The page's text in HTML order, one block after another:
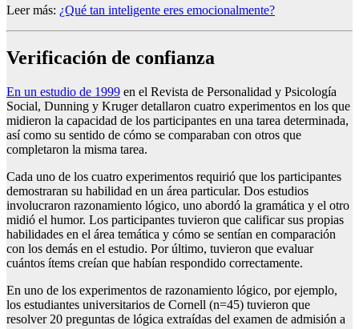
Leer más: ¿Qué tan inteligente eres emocionalmente?
Verificación de confianza
En un estudio de 1999 en el Revista de Personalidad y Psicología
Social, Dunning y Kruger detallaron cuatro experimentos en los que
midieron la capacidad de los participantes en una tarea determinada,
así como su sentido de cómo se comparaban con otros que
completaron la misma tarea.
Cada uno de los cuatro experimentos requirió que los participantes
demostraran su habilidad en un área particular. Dos estudios
involucraron razonamiento lógico, uno abordó la gramática y el otro
midió el humor. Los participantes tuvieron que calificar sus propias
habilidades en el área temática y cómo se sentían en comparación
con los demás en el estudio. Por último, tuvieron que evaluar
cuántos ítems creían que habían respondido correctamente.
En uno de los experimentos de razonamiento lógico, por ejemplo,
los estudiantes universitarios de Cornell (n=45) tuvieron que
resolver 20 preguntas de lógica extraídas del examen de admisión a